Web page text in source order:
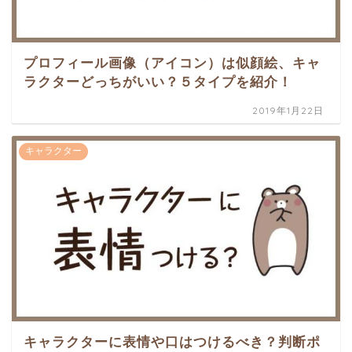
プロフィール画像（アイコン）は似顔絵、キャ
ラクターどっちがいい？５タイプを紹介！
2019年1月22日
キャラクター
キャラクターに表情や口はつけるべき？判断ポ